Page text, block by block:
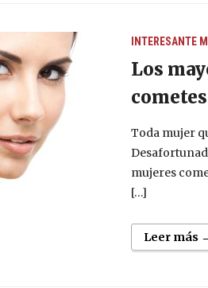
INTERESANTE
Los
Toda mujer
mujeres
[…]
Leer más